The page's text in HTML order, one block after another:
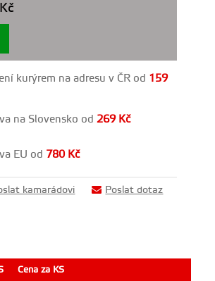
Kč
kurýrem na adresu v ČR od 159
na Slovensko od269 Kč
EU od 780 Kč
kamarádovi Poslat dotaz
Cena za KS